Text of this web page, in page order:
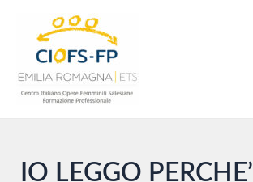
contenuto
IO LEGGO PERCHE’